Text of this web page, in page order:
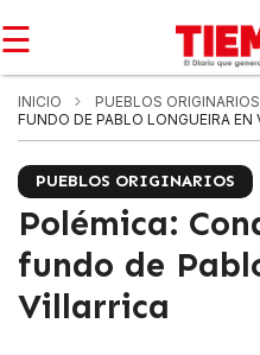
☰
INICIO PUEBLOS ORIGINARIOS
FUNDO DE PABLO LONGUEIRA EN
PUEBLOS ORIGINARIOS
Polémica:
fundo de
Villarrica